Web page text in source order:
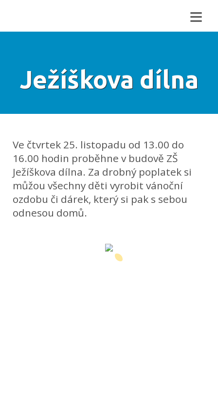
≡
Ježíškova dílna
Ve čtvrtek 25. listopadu od 13.00 do
16.00 hodin proběhne v budově ZŠ
Ježíškova dílna. Za drobný poplatek si
můžou všechny děti vyrobit vánoční
ozdobu či dárek, který si pak s sebou
odnesou domů.